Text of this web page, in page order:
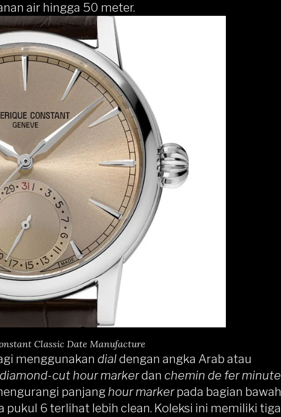
air hingga 50 meter.
Classic Date Manufacture
menggunakan dialdengan angka Arab atau
diamond-cut hour markerdan chemin de fer minute
panjang hour markerpada bagian bawah
pukul 6 terlihat lebih clean. Koleksi ini memiliki tiga